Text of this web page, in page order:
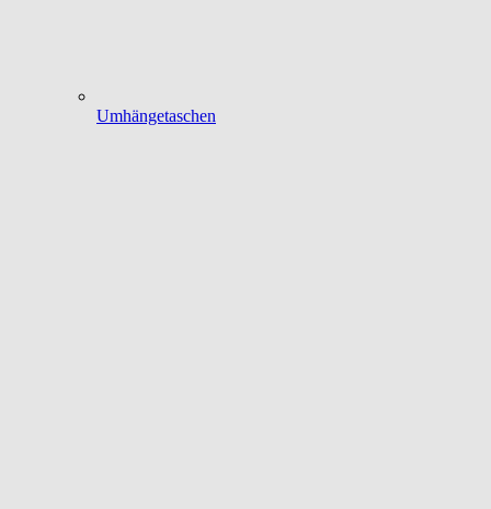
Umhängetaschen